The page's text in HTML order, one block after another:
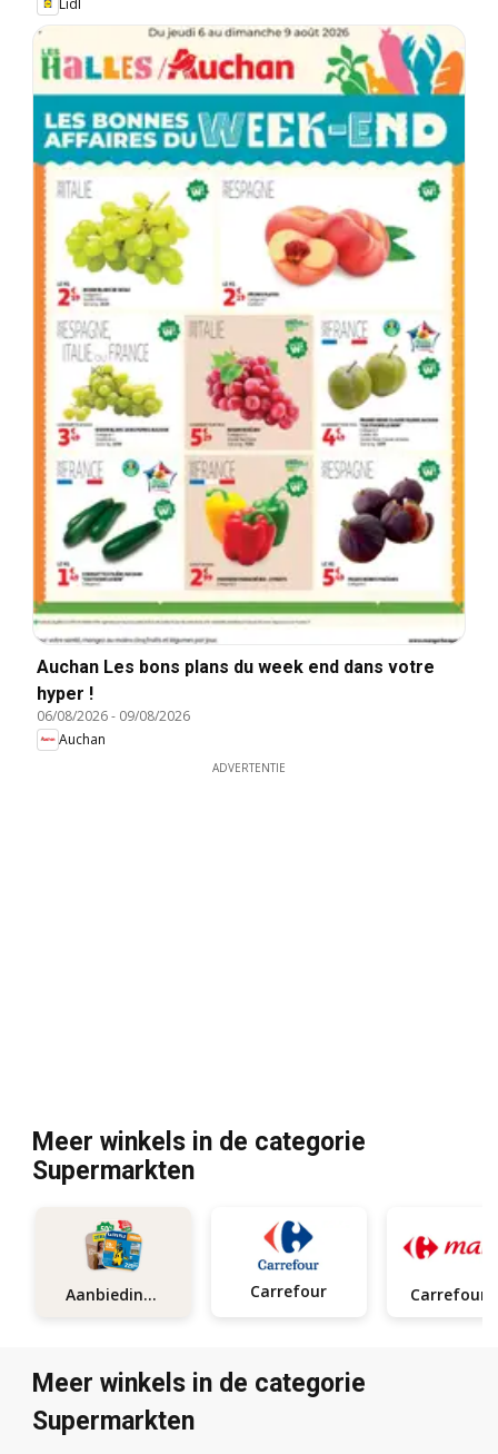
Lidl
Auchan Les bons plans du week end dans votre
hyper !
06/08/2026- 09/08/2026
Auchan
ADVERTENTIE
Meer winkels in de categorie
Supermarkten
Aanbiedingen Carrefour
Meer winkels in de categorie
Supermarkten